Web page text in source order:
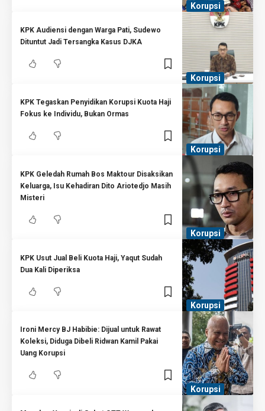
Korupsi
Korupsi
KPK Audiensi dengan Warga Pati, Sudewo
Dituntut Jadi Tersangka Kasus DJKA
Korupsi
KPK Tegaskan Penyidikan Korupsi Kuota Haji
Fokus ke Individu, Bukan Ormas
Korupsi
KPK Geledah Rumah Bos Maktour Disaksikan
Keluarga, Isu Kehadiran Dito Ariotedjo Masih
Misteri
Korupsi
KPK Usut Jual Beli Kuota Haji, Yaqut Sudah
Dua Kali Diperiksa
Korupsi
Ironi Mercy BJ Habibie: Dijual untuk Rawat
Koleksi, Diduga Dibeli Ridwan Kamil Pakai
Uang Korupsi